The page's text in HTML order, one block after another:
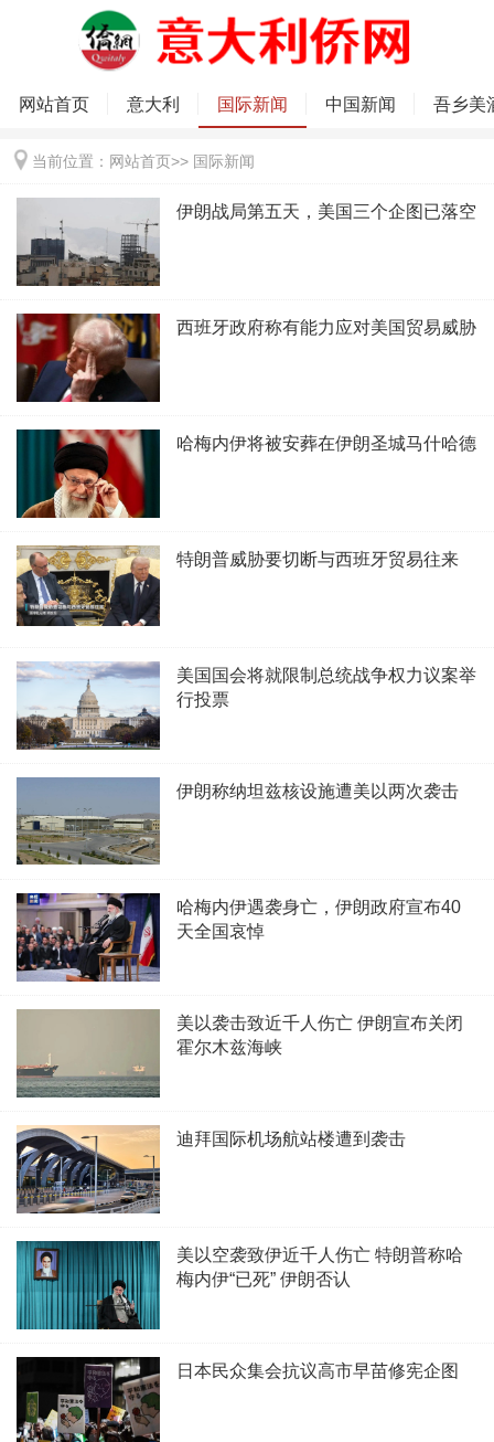
网站首页 意大利 国际新闻 中国新闻 吾乡美
当前位置： 网站首页>> 国际新闻
伊朗战局第五天，美国三个企图已落空
西班牙政府称有能力应对美国贸易威胁
哈梅内伊将被安葬在伊朗圣城马什哈德
特朗普威胁要切断与西班牙贸易往来
美国国会将就限制总统战争权力议案举
行投票
伊朗称纳坦兹核设施遭美以两次袭击
哈梅内伊遇袭身亡，伊朗政府宣布40
天全国哀悼
美以袭击致近千人伤亡 伊朗宣布关闭
霍尔木兹海峡
迪拜国际机场航站楼遭到袭击
美以空袭致伊近千人伤亡 特朗普称哈
梅内伊“已死” 伊朗否认
日本民众集会抗议高市早苗修宪企图